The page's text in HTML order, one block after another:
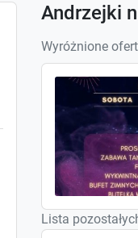
Andrzejki
Wyróżnione
Lista